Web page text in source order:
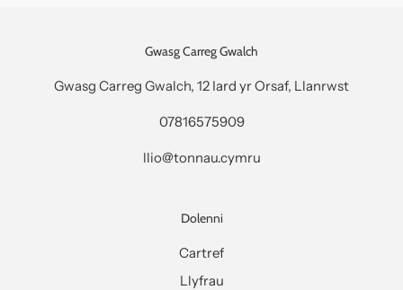
Gwasg Carreg Gwalch
Gwasg Carreg Gwalch, 12 Iard yr Orsaf, Llanrwst
07816575909
llio@tonnau.cymru
Dolenni
Cartref
Llyfrau